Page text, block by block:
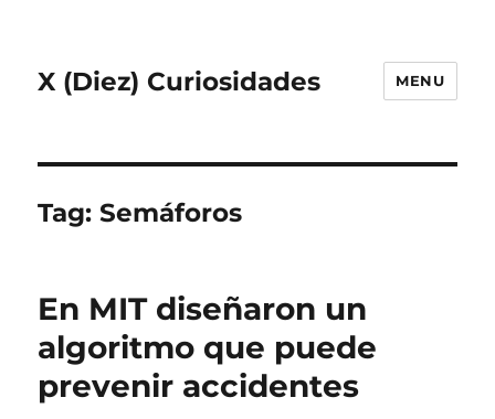
X (Diez) Curiosidades MENU
Tag:Semáforos
En MIT diseñaron un
algoritmo que puede
prevenir accidentes